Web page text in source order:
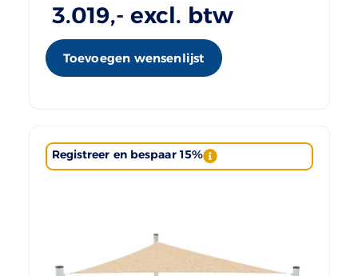
3.019,- excl. btw
Toevoegen wensenlijst
Registreer en bespaar 15%